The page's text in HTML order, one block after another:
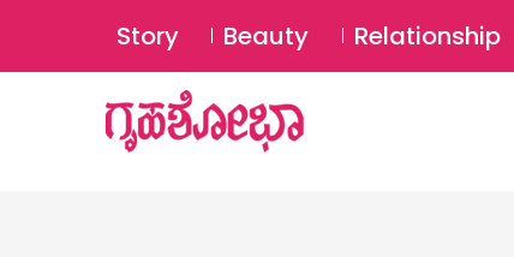
Story Beauty Relationship